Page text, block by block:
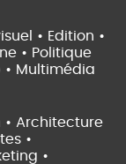
• Edition •
• Politique
• Multimédia
Architecture
•
•